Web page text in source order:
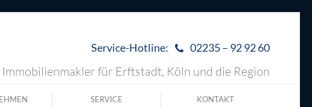
Service-Hotline: 02235 – 92 92 60
für Erftstadt, Köln und die Region
SERVICE KONTAKT